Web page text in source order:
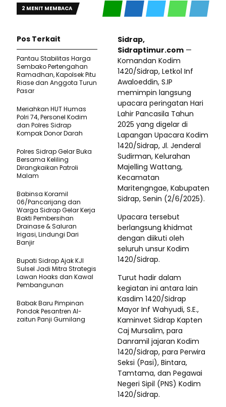
2 MENIT MEMBACA
Sidrap,
Sidraptimur.com —
Komandan Kodim
1420/Sidrap, Letkol Inf
Awaloeddin, S.IP
memimpin langsung
upacara peringatan Hari
Lahir Pancasila Tahun
2025 yang digelar di
Lapangan Upacara Kodim
1420/Sidrap, Jl. Jenderal
Sudirman, Kelurahan
Majelling Wattang,
Kecamatan
Maritengngae, Kabupaten
Sidrap, Senin (2/6/2025).
Upacara tersebut
berlangsung khidmat
dengan diikuti oleh
seluruh unsur Kodim
1420/Sidrap.
Turut hadir dalam
kegiatan ini antara lain
Kasdim 1420/Sidrap
Mayor Inf Wahyudi, S.E.,
Kaminvet Sidrap Kapten
Caj Mursalim, para
Danramil jajaran Kodim
1420/Sidrap, para Perwira
Seksi (Pasi), Bintara,
Tamtama, dan Pegawai
Negeri Sipil (PNS) Kodim
1420/Sidrap.
Pos Terkait
Pantau Stabilitas Harga
Sembako Pertengahan
Ramadhan, Kapolsek Pitu
Riase dan Anggota Turun
Pasar
Meriahkan HUT Humas
Polri 74, Personel Kodim
dan Polres Sidrap
Kompak Donor Darah
Polres Sidrap Gelar Buka
Bersama Keliling
Dirangkaikan Patroli
Malam
Babinsa Koramil
06/Pancarijang dan
Warga Sidrap Gelar Kerja
Bakti Pembersihan
Drainase & Saluran
Irigasi, Lindungi Dari
Banjir
Bupati Sidrap Ajak KJI
Sulsel Jadi Mitra Strategis
Lawan Hoaks dan Kawal
Pembangunan
Babak Baru Pimpinan
Pondok Pesantren Al-
zaitun Panji Gumilang